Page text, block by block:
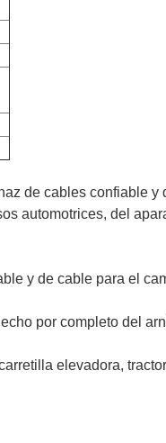
de cables confiable y
automotrices, del
y de cable para el
por completo del
elevadora,